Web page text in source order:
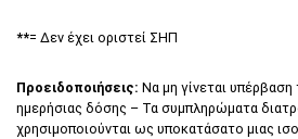
**= Δεν έχει οριστεί ΣΗΠ
Προειδοποιήσεις: Να μη γίνεται
ημερήσιας δόσης – Τα συμπληρώματα
χρησιμοποιούνται ως υποκατάσατο μιας